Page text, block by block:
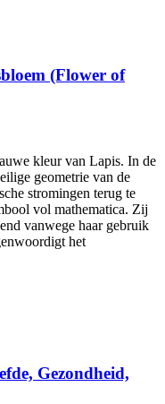
(Flower of
kleur van Lapis. In de
geometrie van de
stromingen terug te
vol mathematica. Zij
vanwege haar gebruik
het
Gezondheid,